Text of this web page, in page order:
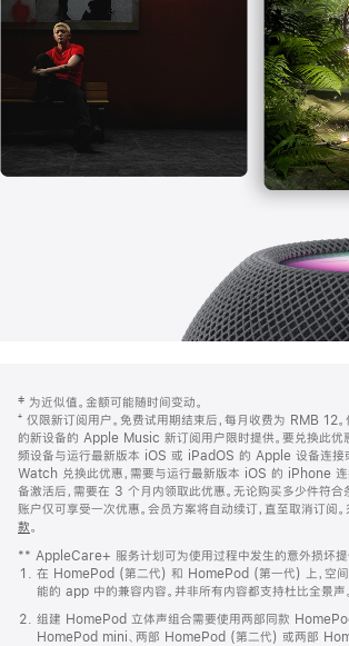
开)
页
页
脚
注
‡ 为近似值。金额可能随时间变动。
⁺ 仅限新订阅用户。免费试用期结束后，每月收费为 RMB 12
的新设备的 Apple Music 新订阅用户限时提供。要兑换此优
频设备与运行最新版本 iOS 或 iPadOS 的 Apple 设备连接
Watch 兑换此优惠，需要与运行最新版本 iOS 的 iPhone 连
备激活后，需要在 3 个月内领取此优惠。无论购买多少件符
账户仅可享受一次优惠。会员方案将自动续订，直至取消订阅
款。
窗
口
中
打
开)
** AppleCare+ 服务计划可为使用过程中发生的意外损坏提
在 HomePod (第二代) 和 HomePod (第一代) 上，空间
能的 app 中的兼容内容。并非所有内容都支持杜比全景声。
组建 HomePod 立体声组合需要使用两部同款
HomePod mini、两部 HomePod (第二代) 或两部